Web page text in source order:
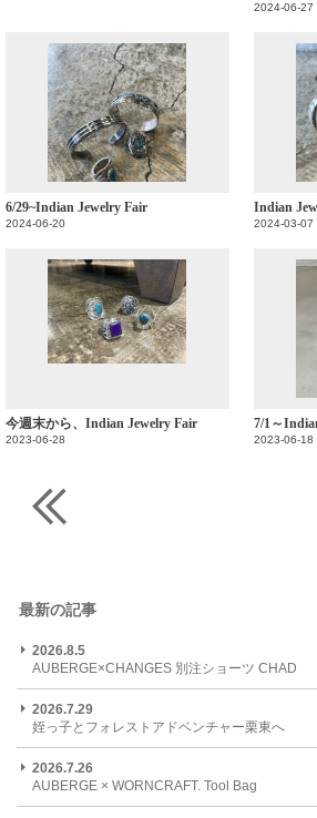
2024-06-27
6/29~Indian Jewelry Fair
2024-06-20
Indian
2024-03-07
今週末から、Indian Jewelry Fair
2023-06-28
7/1～
2023-06-18
最新の記事
2026.8.5
AUBERGE×CHANGES 別注ショーツ CHAD
2026.7.29
姪っ子とフォレストアドベンチャー栗東へ
2026.7.26
AUBERGE × WORNCRAFT. Tool Bag